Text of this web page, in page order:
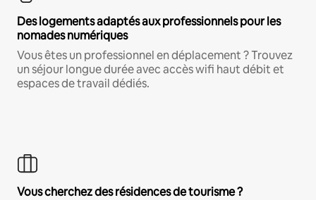
Des logements adaptés aux professionnels pour les
nomades numériques
Vous êtes un professionnel en déplacement ? Trouvez
un séjour longue durée avec accès wifi haut débit et
espaces de travail dédiés.
Vous cherchez des résidences de tourisme ?